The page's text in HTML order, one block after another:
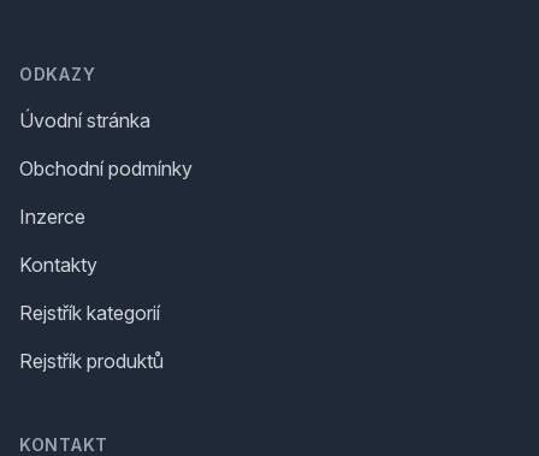
ODKAZY
Úvodní stránka
Obchodní podmínky
Inzerce
Kontakty
Rejstřík kategorií
Rejstřík produktů
KONTAKT